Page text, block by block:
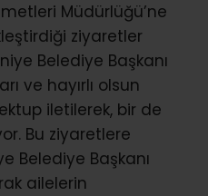
Müdürlüğü’ne
ziyaretler
Belediye Başkanı
ve hayırlı olsun
iletilerek, bir de
Bu ziyaretlere
Belediye Başkanı
ailelerin